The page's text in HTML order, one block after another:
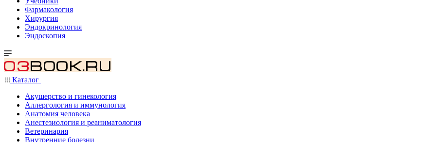
Фармакология
Хирургия
Эндокринология
Эндоскопия
Каталог
Акушерство и гинекология
Аллергология и иммунология
Анатомия человека
Анестезиология и реаниматология
Ветеринария
Внутренние болезни